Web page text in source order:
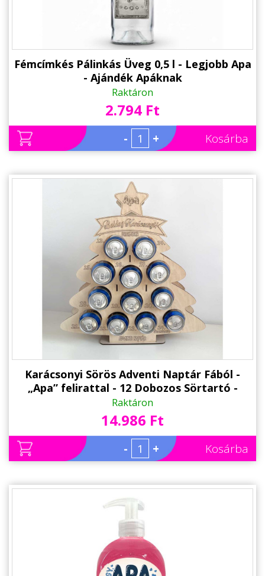
Fémcímkés Pálinkás Üveg 0,5 l - Legjobb Apa
- Ajándék Apáknak
Raktáron
2.794 Ft
- + Kosárba
Karácsonyi Sörös Adventi Naptár Fából -
„Apa” felirattal - 12 Dobozos Sörtartó -
Karácsonyi Ajándék Apának
Raktáron
14.986 Ft
- + Kosárba